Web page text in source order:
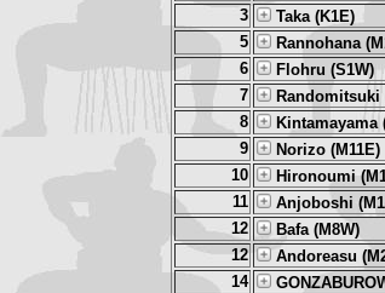
3
Taka (K1E)
5
Rannohana
6
Flohru (S1W)
7
Randomitsuki
8
Kintamayama
9
Norizo (M11E)
10
Hironoumi
11
Anjoboshi
12
Bafa (M8W)
12
Andoreasu
14